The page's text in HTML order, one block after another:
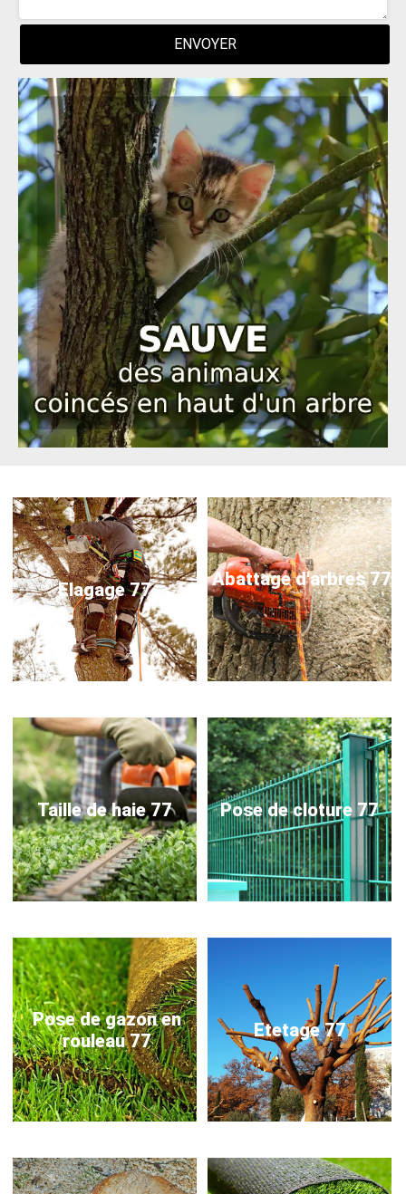
Elagage 77 Abattage d'arbres 77
Taille de haie 77 Pose de cloture 77
Pose de gazon en
rouleau 77
Etetage 77